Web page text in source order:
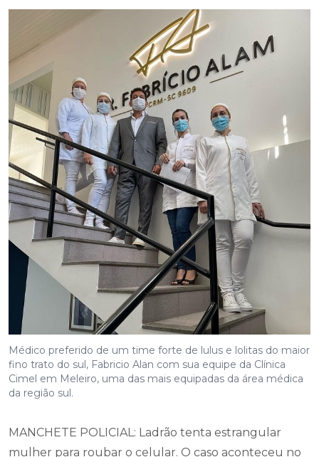
Médico preferido de um time forte de lulus e lolitas do maior
fino trato do sul, Fabricio Alan com sua equipe da Clínica
Cimel em Meleiro, uma das mais equipadas da área médica
da região sul.
MANCHETE POLICIAL: Ladrão tenta estrangular
Bairro Prospera e o criminoso de 28 anos acabou
detido pela policia.